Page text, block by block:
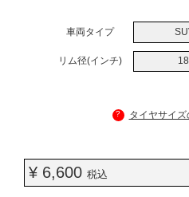
車両タイプ
リム径(インチ)
? タイヤサイ
¥ 6,600 税込